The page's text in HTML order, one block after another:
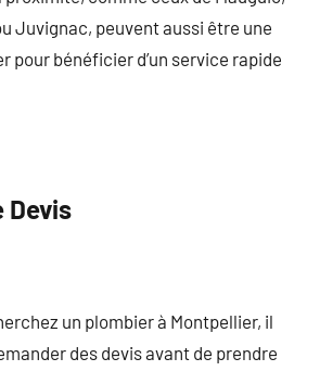
Juvignac, peuvent aussi être une
pour bénéficier d’un service rapide
Devis
un plombier à Montpellier, il
des devis avant de prendre